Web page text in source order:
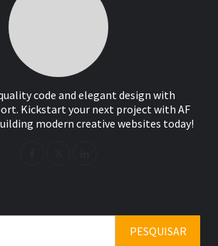
code and elegant design with
Kickstart your next project with AF
modern creative websites today!